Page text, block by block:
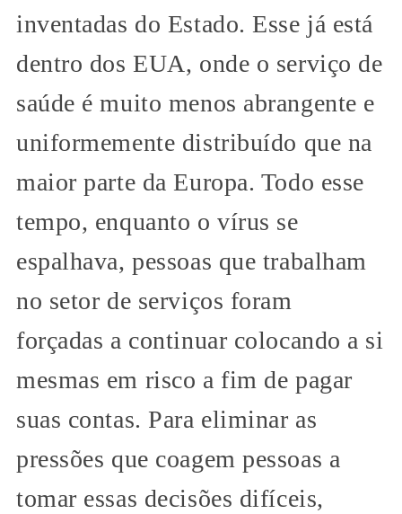
inventadas do Estado. Esse já está
dentro dos EUA, onde o serviço de
saúde é muito menos abrangente e
uniformemente distribuído que na
maior parte da Europa. Todo esse
tempo, enquanto o vírus se
espalhava, pessoas que trabalham
no setor de serviços foram
forçadas a continuar colocando a si
mesmas em risco a fim de pagar
suas contas. Para eliminar as
pressões que coagem pessoas a
tomar essas decisões difíceis,